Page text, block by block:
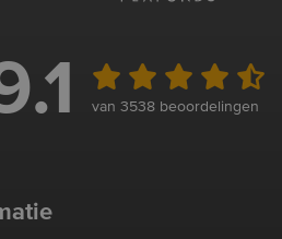
van 3538 beoordelingen